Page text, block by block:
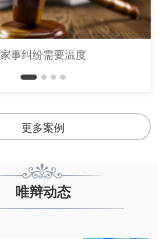
家事纠纷需要温度
更多案例
唯辩动态